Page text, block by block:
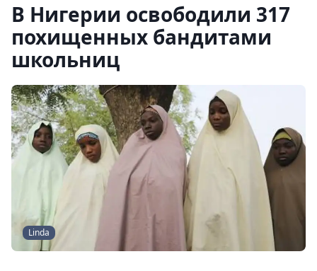
В Нигерии освободили 317
похищенных бандитами
школьниц
Linda